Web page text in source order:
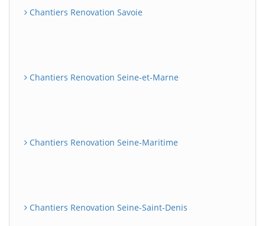
Chantiers Renovation Savoie
Chantiers Renovation Seine-et-Marne
Chantiers Renovation Seine-Maritime
Chantiers Renovation Seine-Saint-Denis